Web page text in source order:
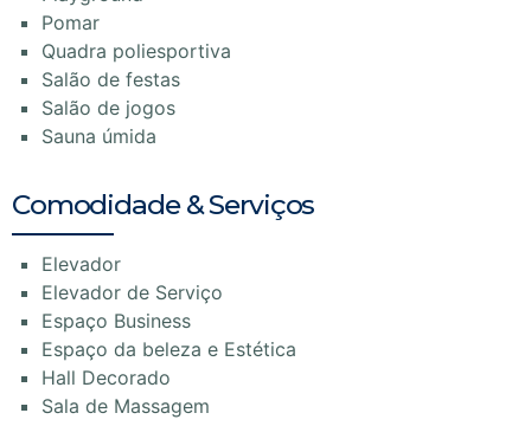
Pomar
Quadra poliesportiva
Salão de festas
Salão de jogos
Sauna úmida
Comodidade & Serviços
Elevador
Elevador de Serviço
Espaço Business
Espaço da beleza e Estética
Hall Decorado
Sala de Massagem